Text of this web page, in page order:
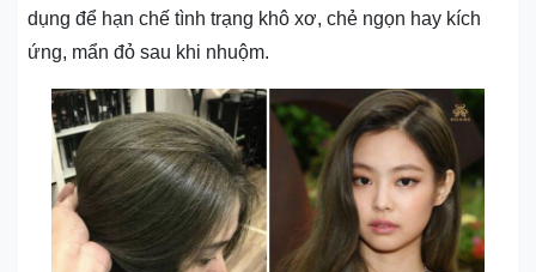
dụng để hạn chế tình trạng khô xơ, chẻ ngọn hay kích
ứng, mẩn đỏ sau khi nhuộm.